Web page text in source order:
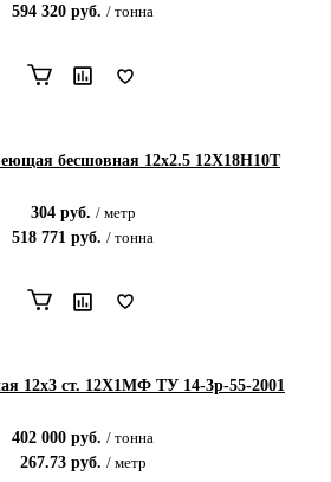
594 320 руб. / тонна
бесшовная 12х2.5 12Х18Н10Т
304руб. / метр
518 771 руб. / тонна
12x3 ст. 12Х1МФ ТУ 14-3р-55-2001
402 000 руб. / тонна
267.73руб. / метр